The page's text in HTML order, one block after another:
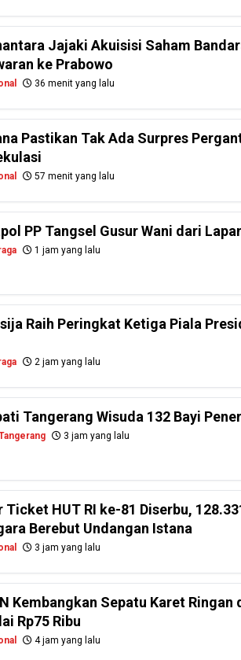
Jajaki Akuisisi Saham
ke Prabowo
36 menit yang lalu
Pastikan Tak Ada Surpres
57 menit yang lalu
PP Tangsel Gusur Wani dari
1 jam yang lalu
Raih Peringkat Ketiga Piala
2 jam yang lalu
Tangerang Wisuda 132 Bayi
3 jam yang lalu
Ticket HUT RI ke-81 Diserbu,
Berebut Undangan Istana
3 jam yang lalu
Kembangkan Sepatu Karet
Rp75 Ribu
4 jam yang lalu